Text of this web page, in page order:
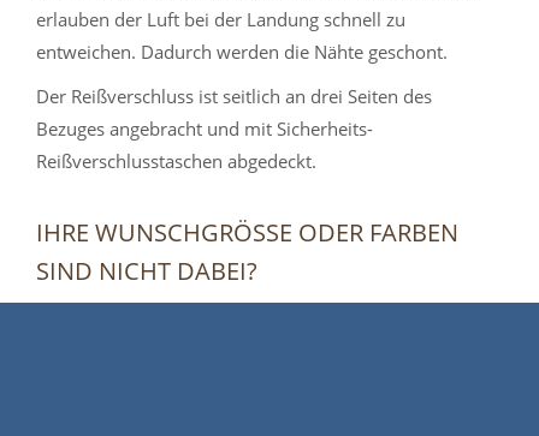
erlauben der Luft bei der Landung schnell zu
entweichen. Dadurch werden die Nähte geschont.
Der Reißverschluss ist seitlich an drei Seiten des
Bezuges angebracht und mit Sicherheits-
Reißverschlusstaschen abgedeckt.
IHRE WUNSCHGRÖSSE ODER FARBEN S
IND NICHT DABEI?